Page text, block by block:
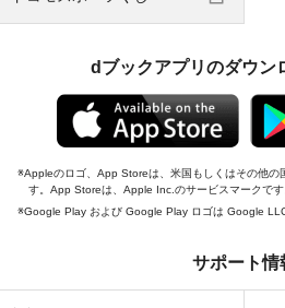
dブックアプリのダウン
Appleのロゴ、App Storeは、米国もしくはその他
す。App Storeは、Apple Inc.のサービスマークです
Google Play および Google Play ロゴは Google LLC
サポート情